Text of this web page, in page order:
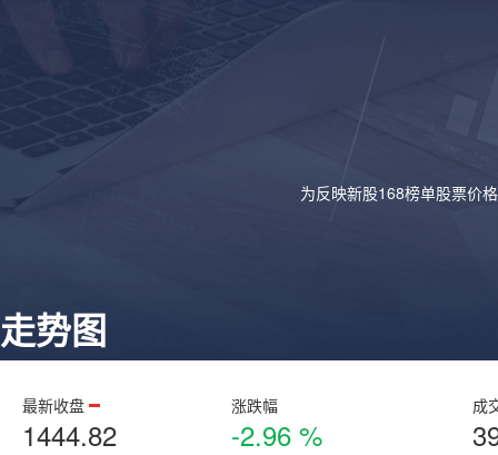
为反映新股168榜单股票价
走势图
最新收盘
1444.82
涨跌幅
-2.96 %
成